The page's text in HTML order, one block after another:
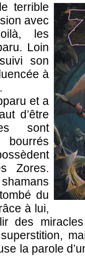
terrible
avec
les
Loin
son
à
et a
d’être
sont
Zores.
du
à lui,
des
la parole